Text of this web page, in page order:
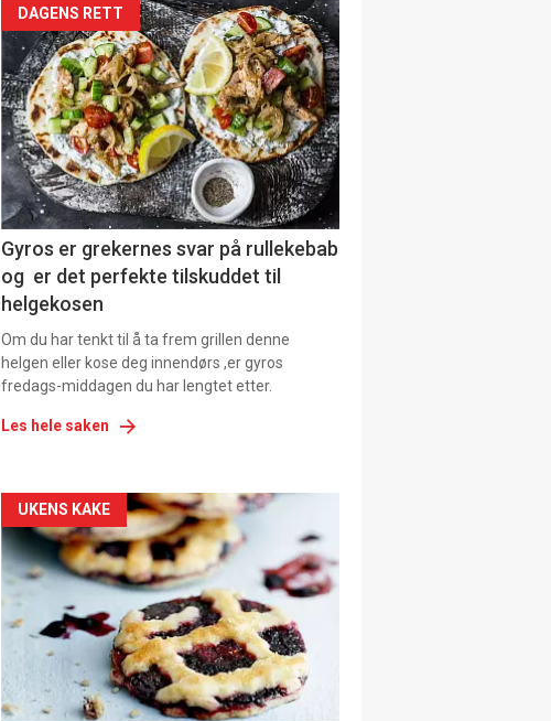
Artikler
detail
-
section
11
Dagens
rett
2
DAGENS RETT
Gyros er grekernes svar på rullekebab
og er det perfekte tilskuddet til
helgekosen
Om du har tenkt til å ta frem grillen denne
helgen eller kose deg innendørs ,er gyros
fredags-middagen du har lengtet etter.
Les hele saken
Artikler
detail
-
section
11
UKENS KAKE